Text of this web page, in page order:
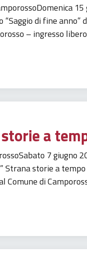
“Saggio di fine
– ingresso libero
a
7 giugno
Strana storie a
Comune di